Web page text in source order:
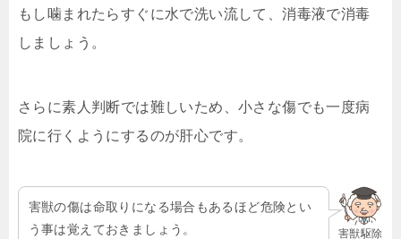
もし噛まれたらすぐに水で洗い流して、消毒液で消毒
しましょう。
さらに素人判断では難しいため、小さな傷でも一度病
院に行くようにするのが肝心です。
害獣駆除
害獣の傷は命取りになる場合もあるほど危険とい
う事は覚えておきましょう。